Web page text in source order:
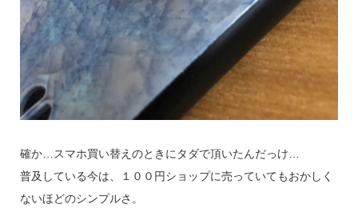
確か…スマホ買い替えのときにタダで頂いたんだっけ…
普及している今は、１００円ショップに売っていてもおかしく
ないほどのシンプルさ。